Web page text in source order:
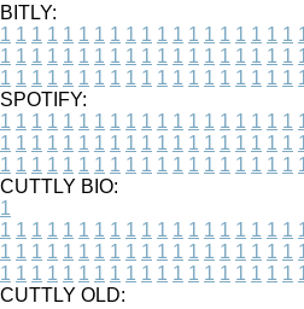
BITLY:
1 1 1 1 1 1 1 1 1 1 1 1 1 1 1 1 1 1 1
1 1 1 1 1 1 1 1 1 1 1 1 1 1 1 1 1 1 1
1 1 1 1 1 1 1 1 1 1 1 1 1 1 1 1 1 1 1
SPOTIFY:
1 1 1 1 1 1 1 1 1 1 1 1 1 1 1 1 1 1 1
1 1 1 1 1 1 1 1 1 1 1 1 1 1 1 1 1 1 1
1 1 1 1 1 1 1 1 1 1 1 1 1 1 1 1 1 1 1
CUTTLY BIO:
1
1 1 1 1 1 1 1 1 1 1 1 1 1 1 1 1 1 1 1
1 1 1 1 1 1 1 1 1 1 1 1 1 1 1 1 1 1 1
1 1 1 1 1 1 1 1 1 1 1 1 1 1 1 1 1 1 1
CUTTLY OLD: